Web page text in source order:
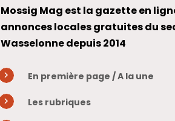
Mossig Mag est la gazette en
annonces locales gratuites du
Wasselonne depuis 2014
En première page / A la une
Les rubriques